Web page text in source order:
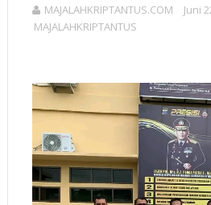
MAJALAHKRIPTANTUS.COM Juni
MAJALAHKRIPTANTUS